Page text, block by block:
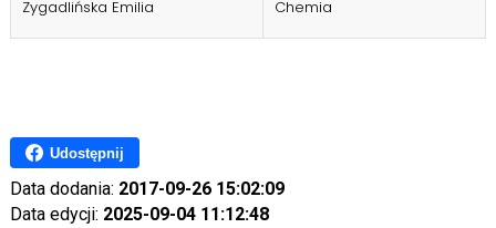
Zygadlińska Emilia Chemia
Udostępnij
Data dodania: 2017-09-26 15:02:09
Data edycji: 2025-09-04 11:12:48